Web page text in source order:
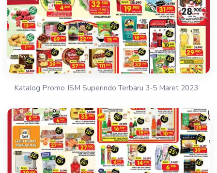
Katalog Promo JSM Superindo Terbaru 3-5 Maret 2023